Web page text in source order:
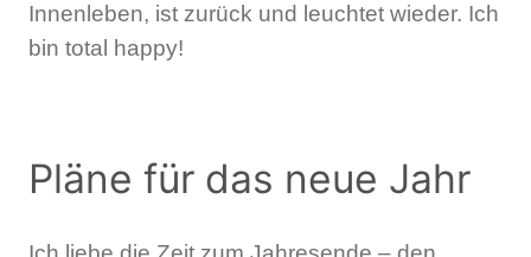
Innenleben, ist zurück und leuchtet wieder. Ich
bin total happy!
Pläne für das neue Jahr